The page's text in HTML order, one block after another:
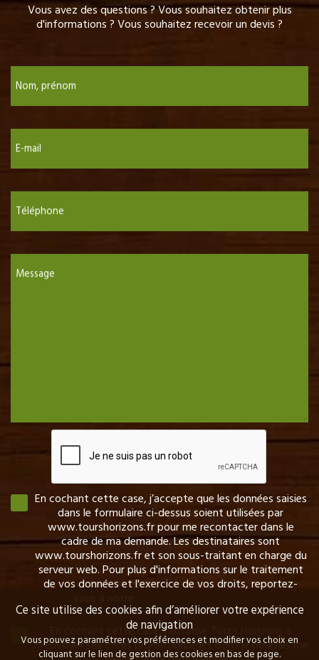
Vous avez des questions ? Vous souhaitez obtenir plus
d'informations ? Vous souhaitez recevoir un devis ?
Nom, prénom
E-mail
Téléphone
Message
En cochant cette case, j’accepte que les données saisies
dans le formulaire ci-dessus soient utilisées par
www.tourshorizons.fr pour me recontacter dans le
cadre de ma demande. Les destinataires sont
www.tourshorizons.fr et son sous-traitant en charge du
serveur web. Pour plus d'informations sur le traitement
de vos données et l'exercice de vos droits, reportez-
En cochant cette case, j’autorise Tours Horizons à
m’envoyer ses offres promotionnelles dont je pourrais me
Ce site utilise des cookies afin d’améliorer votre expérience
de navigation
Vous pouvez paramétrer vos préférences et modifier vos choix en
cliquant sur le lien de gestion des cookies en bas de page.